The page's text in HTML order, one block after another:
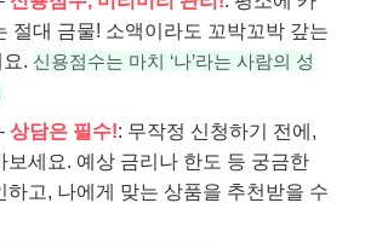
절대 금물! 소액이라도 꼬박꼬박 갚는
. 신용점수는 마치 ‘나’라는 사람의 성
상담은 필수!: 무작정 신청하기 전에,
보세요. 예상 금리나 한도 등 궁금한
하고, 나에게 맞는 상품을 추천받을 수